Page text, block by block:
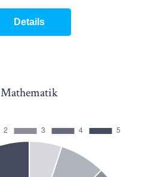
Details
Mathematik